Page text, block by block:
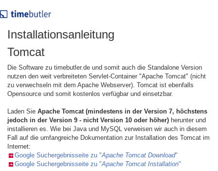
Installationsanleitung
Tomcat
Die Software zu timebutler.de und somit auch die Standalone Version
nutzen den weit verbreiteten Servlet-Container "Apache Tomcat" (nicht
zu verwechseln mit dem Apache Webserver). Tomcat ist ebenfalls
Opensource und somit kostenlos verfügbar und einsetzbar.
Laden Sie Apache Tomcat (mindestens in der Version 7, höchstens
jedoch in der Version 9 - nicht Version 10 oder höher) herunter und
installieren es. Wie bei Java und MySQL verweisen wir auch in diesem
Fall auf die umfangreiche Dokumentation zur Installation des Tomcat im
Internet:
Google Suchergebnisseite zu "Apache Tomcat Download"
Google Suchergebnisseite zu "Apache Tomcat Installation"